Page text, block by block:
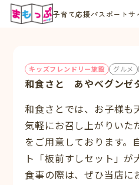
子育て応援パスポートサ
キッズフレンドリー施設 グルメ
和食さと あやべグンゼ
和食さとでは、お子様も
気軽にお召し上がりいた
をご用意しております。
ト「板前すしセット」
食事の際は、ぜひ当店に